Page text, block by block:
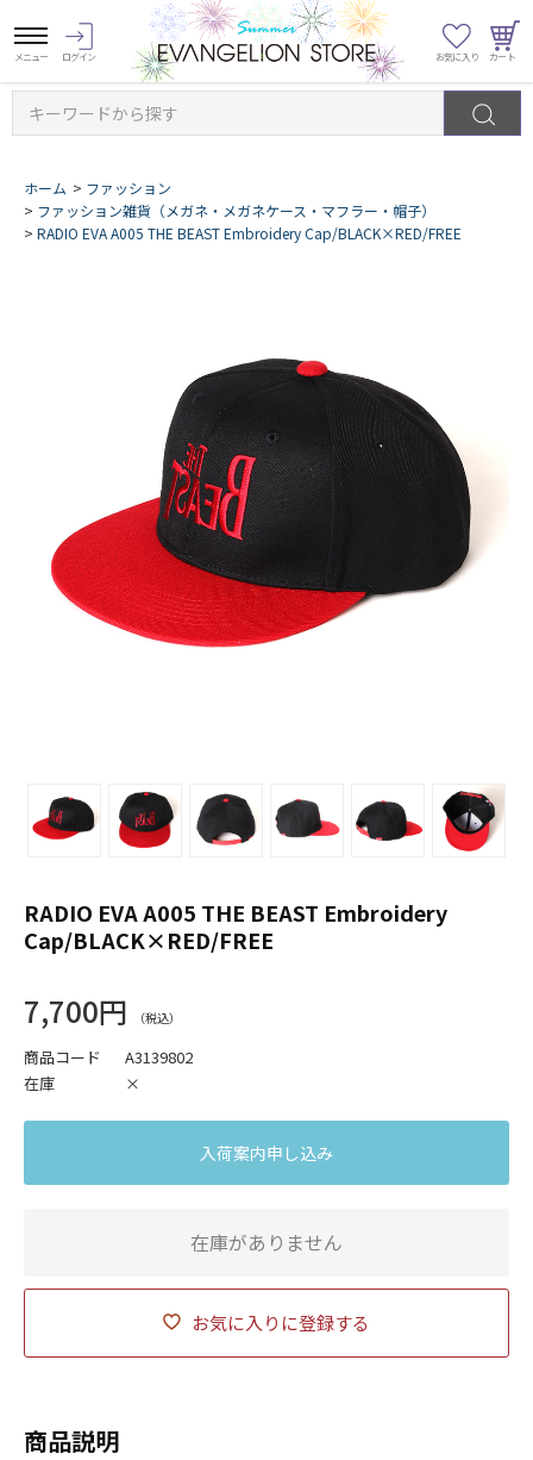
キーワードから探す
ホーム > ファッション
> ファッション雑貨（メガネ・メガネケース・マフラー・帽子）
> RADIO EVA A005 THE BEAST Embroidery Cap/BLACK×RED/FREE
RADIO EVA A005 THE BEAST Embroidery
Cap/BLACK×RED/FREE
7,700円
商品コード
A3139802
在庫
×
お気に入りに登録する
入荷案内申し込み
在庫がありません
商品説明